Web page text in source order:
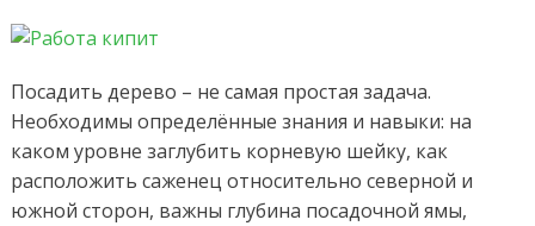
Посадить дерево – не самая простая задача.
Необходимы определённые знания и навыки: на
каком уровне заглубить корневую шейку, как
расположить саженец относительно северной и
южной сторон, важны глубина посадочной ямы,